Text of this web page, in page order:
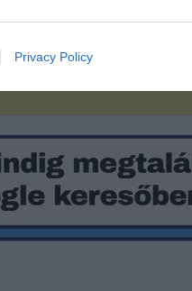
Privacy Policy